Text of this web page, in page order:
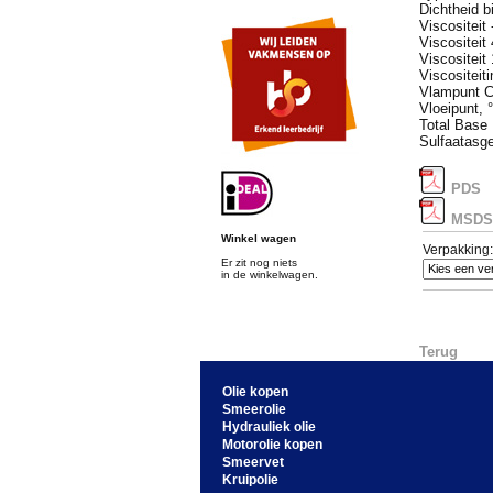
Winkel wagen
Er zit nog niets
in de winkelwagen.
Dichtheid
Viscositeit
Viscositeit
Viscositeit
Vlampunt
Vloeipunt,
Total Base
PDS
MSDS
Verpakking:
Terug
Olie kopen
Smeerolie
Hydrauliek olie
Motorolie kopen
Smeervet
Kruipolie